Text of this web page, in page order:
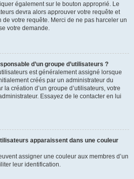
également sur le bouton approprié. Le
devra alors approuver votre requête et
votre requête. Merci de ne pas harceler un
votre demande.
d’un groupe d’utilisateurs ?
est généralement assigné lorsque
créés par un administrateur du
la création d’un groupe d’utilisateurs, votre
Essayez de le contacter en lui
apparaissent dans une couleur
assigner une couleur aux membres d’un
leur identification.